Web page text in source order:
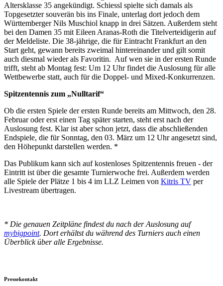
Altersklasse 35 angekündigt. Schiessl spielte sich damals als
Topgesetzter souverän bis ins Finale, unterlag dort jedoch dem
Württemberger Nils Muschiol knapp in drei Sätzen. Außerdem steht
bei den Damen 35 mit Eileen Aranas-Roth die Titelverteidigerin auf
der Meldeliste. Die 38-jährige, die für Eintracht Frankfurt an den
Start geht, gewann bereits zweimal hintereinander und gilt somit
auch diesmal wieder als Favoritin. Auf wen sie in der ersten Runde
trifft, steht ab Montag fest: Um 12 Uhr findet die Auslosung für alle
Wettbewerbe statt, auch für die Doppel- und Mixed-Konkurrenzen.
Spitzentennis zum „Nulltarif“
Ob die ersten Spiele der ersten Runde bereits am Mittwoch, den 28.
Februar oder erst einen Tag später starten, steht erst nach der
Auslosung fest. Klar ist aber schon jetzt, dass die abschließenden
Endspiele, die für Sonntag, den 03. März um 12 Uhr angesetzt sind,
den Höhepunkt darstellen werden. *
Das Publikum kann sich auf kostenloses Spitzentennis freuen - der
Eintritt ist über die gesamte Turnierwoche frei. Außerdem werden
alle Spiele der Plätze 1 bis 4 im LLZ Leimen von Kitris TV per
Livestream übertragen.
* Die genauen Zeitpläne findest du nach der Auslosung auf
mybigpoint. Dort erhältst du während des Turniers auch einen
Überblick über alle Ergebnisse.
Pressekontakt